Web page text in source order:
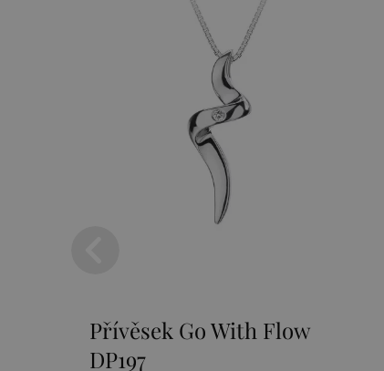
Přívěsek Paradise DP230